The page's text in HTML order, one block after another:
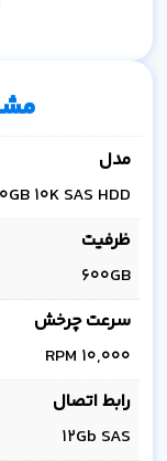
مدل
10K SAS HDD
ظرفیت
600GB
سرعت چرخش
10,000 RPM
رابط اتصال
12Gb SAS